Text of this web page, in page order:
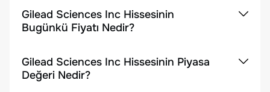
Gilead Sciences Inc Hissesinin
Bugünkü Fiyatı Nedir?
Gilead Sciences Inc Hissesinin Piyasa
Değeri Nedir?